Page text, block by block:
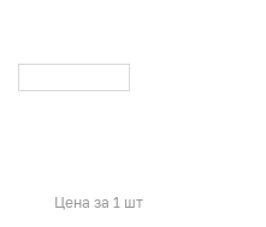
Цена за 1 шт